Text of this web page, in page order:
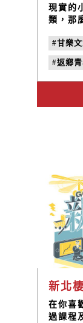
現實的
類，那
暖的問
#甘樂文
#返鄉
新北
在你喜
過課程